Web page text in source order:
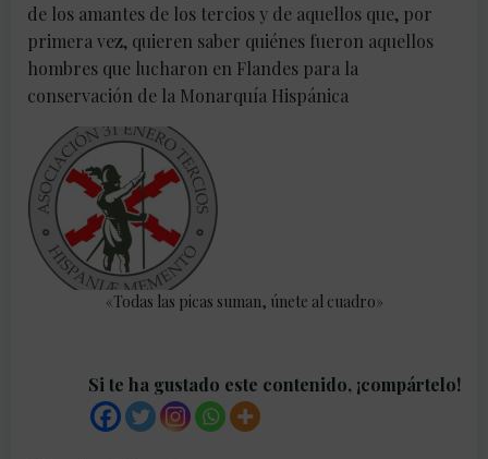
de los amantes de los tercios y de aquellos que, por
primera vez, quieren saber quiénes fueron aquellos
hombres que lucharon en Flandes para la
conservación de la Monarquía Hispánica
«Todas las picas suman, únete al cuadro»
Si te ha gustado este contenido, ¡compártelo!